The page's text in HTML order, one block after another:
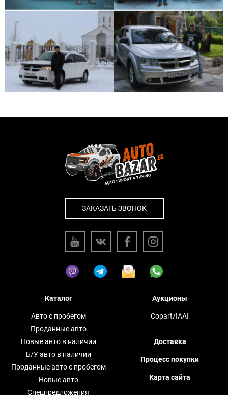
ЗАКАЗАТЬ ЗВОНОК
Каталог
Авто с пробегом
Проданные авто
Новые авто в наличии
Б/У авто в наличии
Проданные авто с пробегом
Новые авто
Спецпредложения
Аукционы
Copart/IAAI
Доставка
Процесс покупки
Карта сайта